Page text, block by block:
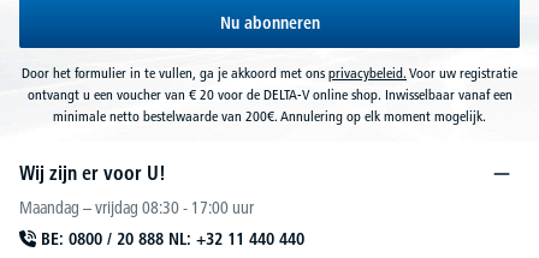
Nu abonneren
Door het formulier in te vullen, ga je akkoord met ons privacybeleid. Voor uw registratie
ontvangt u een voucher van € 20 voor de DELTA-V online shop. Inwisselbaar vanaf een
minimale netto bestelwaarde van 200€. Annulering op elk moment mogelijk.
Wij zijn er voor U!
Maandag – vrijdag 08:30 - 17:00 uur
BE: 0800 / 20 888 NL: +32 11 440 440